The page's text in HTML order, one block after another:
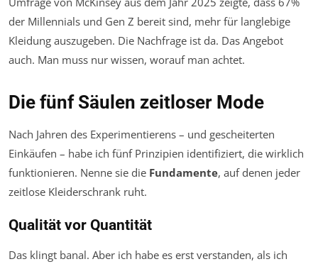
der Millennials und Gen Z bereit sind, mehr für langlebige
Kleidung auszugeben. Die Nachfrage ist da. Das Angebot
auch. Man muss nur wissen, worauf man achtet.
Die fünf Säulen zeitloser Mode
Nach Jahren des Experimentierens – und gescheiterten
Einkäufen – habe ich fünf Prinzipien identifiziert, die wirklich
funktionieren. Nenne sie die Fundamente, auf denen jeder
zeitlose Kleiderschrank ruht.
Qualität vor Quantität
Das klingt banal. Aber ich habe es erst verstanden, als ich